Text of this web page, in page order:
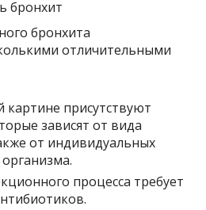
бронхита
отличительными
картине присутствуют
зависят от вида
от индивидуальных
процесса требует